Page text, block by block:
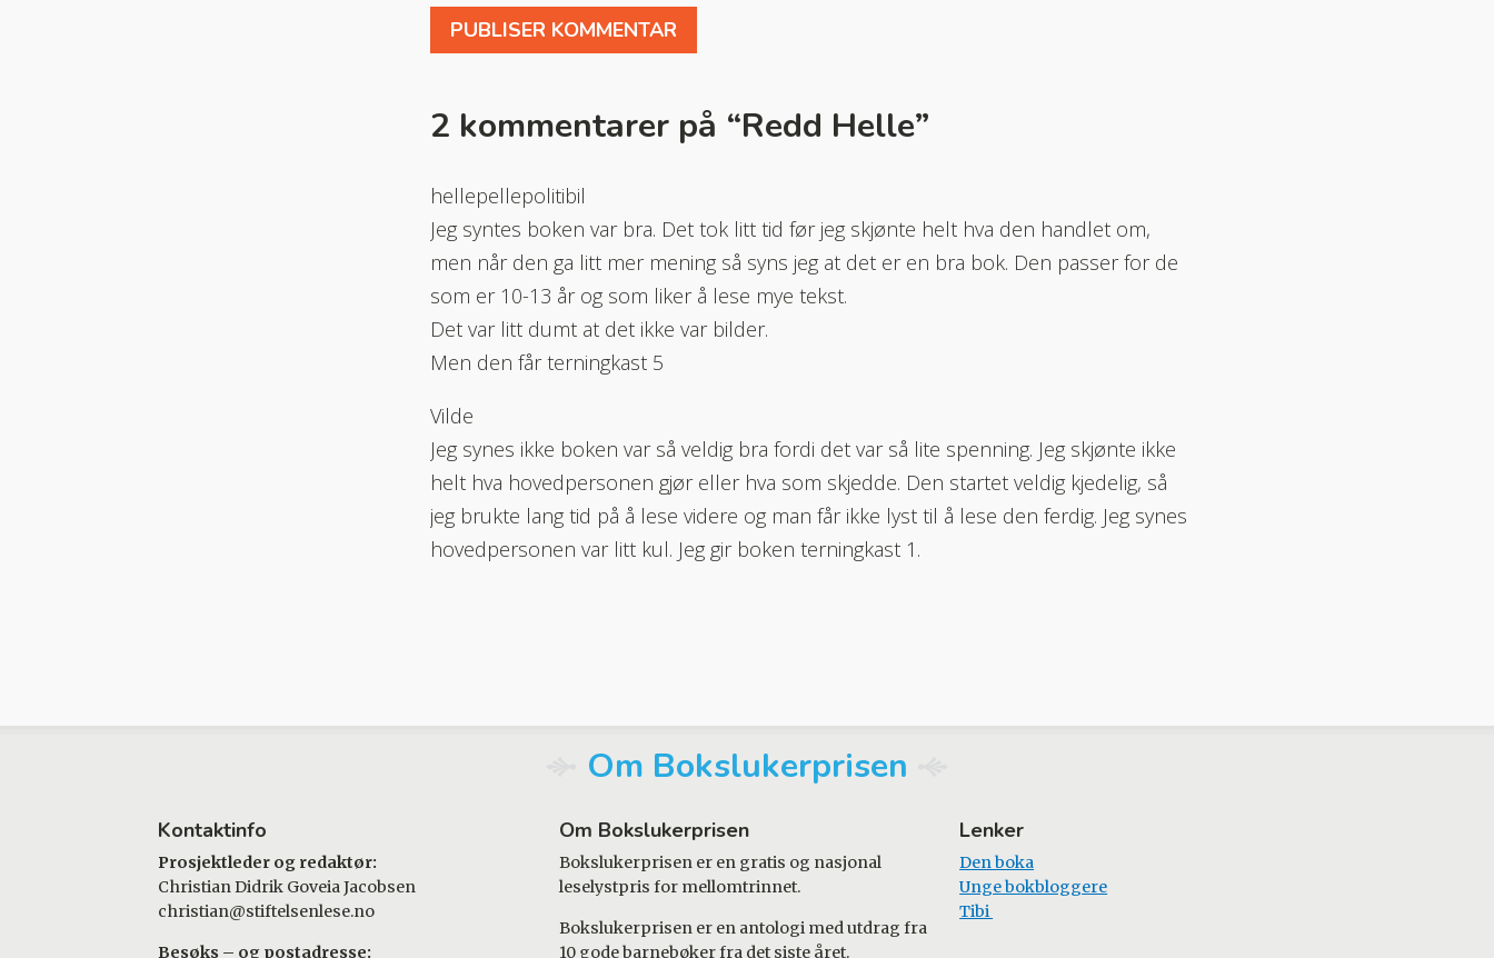
2 kommentarer på “Redd Helle”
hellepellepolitibil
Jeg syntes boken var bra. Det tok litt tid før jeg skjønte helt hva den handlet om,
men når den ga litt mer mening så syns jeg at det er en bra bok. Den passer for de
som er 10-13 år og som liker å lese mye tekst.
Det var litt dumt at det ikke var bilder.
Men den får terningkast 5
Vilde
Jeg synes ikke boken var så veldig bra fordi det var så lite spenning. Jeg skjønte ikke
helt hva hovedpersonen gjør eller hva som skjedde. Den startet veldig kjedelig, så
jeg brukte lang tid på å lese videre og man får ikke lyst til å lese den ferdig. Jeg synes
hovedpersonen var litt kul. Jeg gir boken terningkast 1.
Om Bokslukerprisen
Kontaktinfo
Prosjektleder og redaktør:
Christian Didrik Goveia Jacobsen
christian@stiftelsenlese.no
Besøks – og postadresse:
Om Bokslukerprisen
Bokslukerprisen er en gratis og nasjonal
leselystpris for mellomtrinnet.
Bokslukerprisen er en antologi med utdrag fra
10 gode barnebøker fra det siste året.
Lenker
Den boka
Unge bokbloggere
Tibi